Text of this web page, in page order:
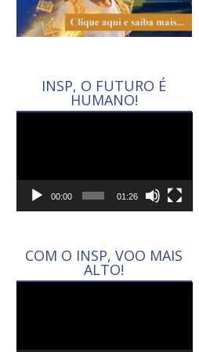
INSP, O FUTURO É
HUMANO!
00:00 01:26
COM O INSP, VOO MAIS
ALTO!